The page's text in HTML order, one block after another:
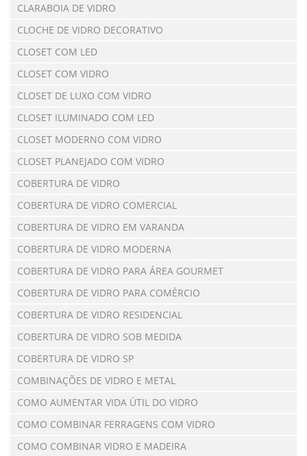
CLARABOIA DE VIDRO
CLOCHE DE VIDRO DECORATIVO
CLOSET COM LED
CLOSET COM VIDRO
CLOSET DE LUXO COM VIDRO
CLOSET ILUMINADO COM LED
CLOSET MODERNO COM VIDRO
CLOSET PLANEJADO COM VIDRO
COBERTURA DE VIDRO
COBERTURA DE VIDRO COMERCIAL
COBERTURA DE VIDRO EM VARANDA
COBERTURA DE VIDRO MODERNA
COBERTURA DE VIDRO PARA ÁREA GOURMET
COBERTURA DE VIDRO PARA COMÉRCIO
COBERTURA DE VIDRO RESIDENCIAL
COBERTURA DE VIDRO SOB MEDIDA
COBERTURA DE VIDRO SP
COMBINAÇÕES DE VIDRO E METAL
COMO AUMENTAR VIDA ÚTIL DO VIDRO
COMO COMBINAR FERRAGENS COM VIDRO
COMO COMBINAR VIDRO E MADEIRA